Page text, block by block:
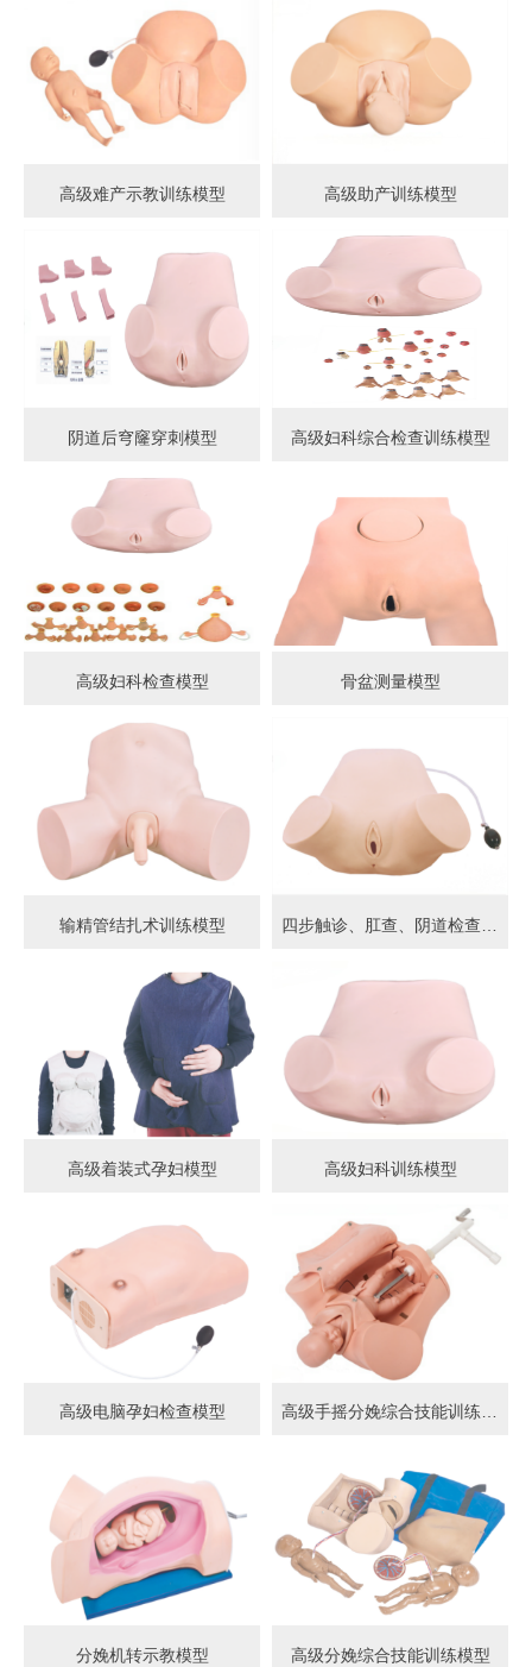
高级难产示教训练模型 高级助产训练模型
阴道后穹窿穿刺模型 高级妇科综合检查训练模型
高级妇科检查模型 骨盆测量模型
输精管结扎术训练模型
高级着装式孕妇模型 高级妇科训练模型
高级电脑孕妇检查模型 高级手摇分娩综合技能训练模型
分娩机转示教模型 高级分娩综合技能训练模型